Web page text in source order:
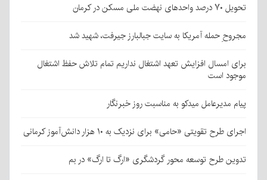
تحویل ۷۰ درصد واحدهای نهضت ملی مسکن در کرمان
مجروحِ حمله آمریکا به سایت جبالبارز جیرفت، شهید شد
برای امسال افزایش تعهد اشتغال نداریم تمام تلاش حفظ اشتغال
موجود است
پیام مدیرعامل میدکو به مناسبت روز خبرنگار
اجرای طرح تقویتی «حامی» برای نزدیک به ۱۰ هزار دانش‌آموز کرمانی
تدوین طرح توسعه محور گردشگری «ارگ تا ارگ» در بم